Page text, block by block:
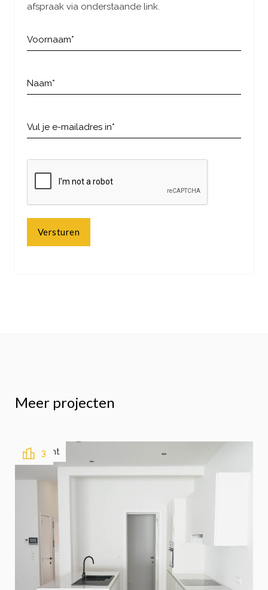
afspraak via onderstaande link.
Meer projecten
Verkocht
3